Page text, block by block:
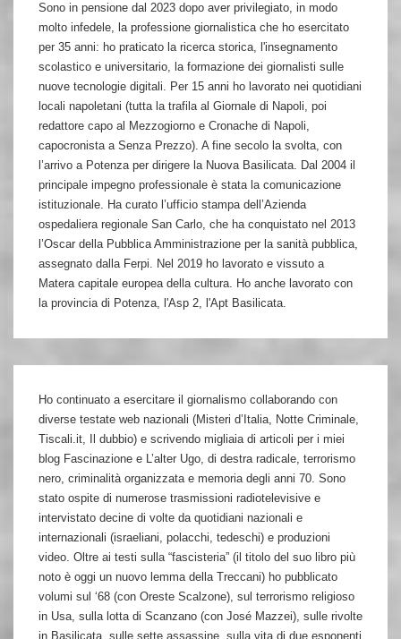
Sono in pensione dal 2023 dopo aver privilegiato, in modo
molto infedele, la professione giornalistica che ho esercitato
per 35 anni: ho praticato la ricerca storica, l'insegnamento
scolastico e universitario, la formazione dei giornalisti sulle
nuove tecnologie digitali. Per 15 anni ho lavorato nei quotidiani
locali napoletani (tutta la trafila al Giornale di Napoli, poi
redattore capo al Mezzogiorno e Cronache di Napoli,
capocronista a Senza Prezzo). A fine secolo la svolta, con
l’arrivo a Potenza per dirigere la Nuova Basilicata. Dal 2004 il
principale impegno professionale è stata la comunicazione
istituzionale. Ha curato l’ufficio stampa dell’Azienda
ospedaliera regionale San Carlo, che ha conquistato nel 2013
l’Oscar della Pubblica Amministrazione per la sanità pubblica,
assegnato dalla Ferpi. Nel 2019 ho lavorato e vissuto a
Matera capitale europea della cultura. Ho anche lavorato con
la provincia di Potenza, l'Asp 2, l'Apt Basilicata.
Ho continuato a esercitare il giornalismo collaborando con
diverse testate web nazionali (Misteri d’Italia, Notte Criminale,
Tiscali.it, Il dubbio) e scrivendo migliaia di articoli per i miei
blog Fascinazione e L’alter Ugo, di destra radicale, terrorismo
nero, criminalità organizzata e memoria degli anni 70. Sono
stato ospite di numerose trasmissioni radiotelevisive e
intervistato decine di volte da quotidiani nazionali e
internazionali (israeliani, polacchi, tedeschi) e produzioni
video. Oltre ai testi sulla “fascisteria” (il titolo del suo libro più
noto è oggi un nuovo lemma della Treccani) ho pubblicato
volumi sul ‘68 (con Oreste Scalzone), sul terrorismo religioso
in Usa, sulla lotta di Scanzano (con José Mazzei), sulle rivolte
in Basilicata, sulle sette assassine, sulla vita di due esponenti